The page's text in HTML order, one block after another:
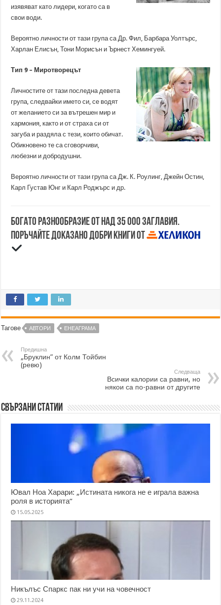
изявяват като лидери, когато са в
свои води.
Вероятно личности от тази група са Др. Фил, Барбара Уолтърс,
Харлан Елисън, Тони Морисън и Ърнест Хемингуей.
Тип 9 – Миротворецът
Личностите от тази последна девета
група, следвайки името си, се водят
от желанието си за вътрешен мир и
хармония, както и от страха си от
загуба и раздяла с тези, които обичат.
Обикновено те са сговорчиви,
любезни и добродушни.
Вероятно личности от тази група са Дж. К. Роулинг, Джейн Остин,
Карл Густав Юнг и Карл Роджърс и др.
Богато разнообразие от над 35 000 заглавия.
Поръчайте доказано добри книги от
Тагове АВТОРИ ЕНЕАГРАМА
Предишна
„Бруклин” от Колм Тойбин
(ревю)
Следваща
Всички калории са равни, но
някои са по-равни от другите
Свързани статии
Ювал Ноа Харари: „Истината никога не е играла важна
роля в историята“
15.05.2025
Никълъс Спаркс пак ни учи на човечност
29.11.2024